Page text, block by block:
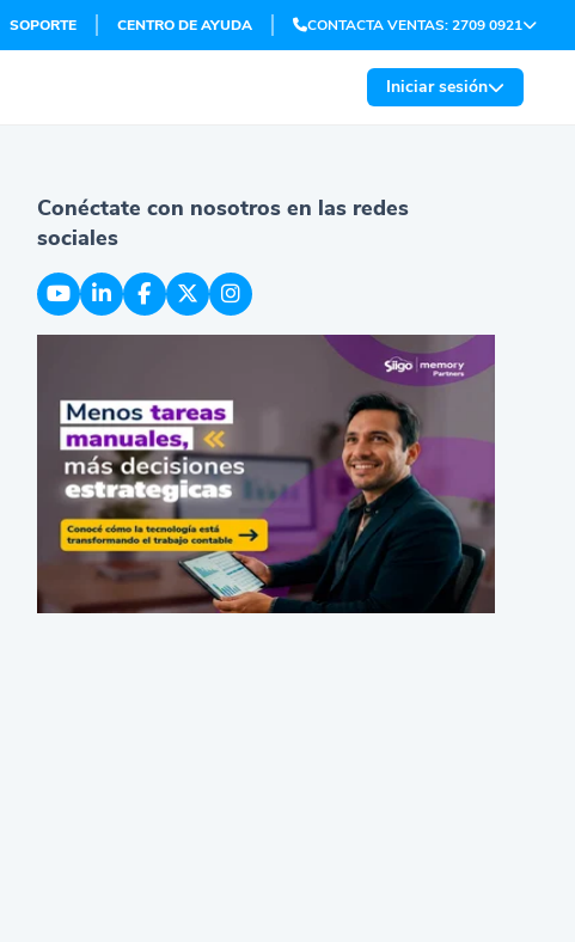
SOPORTE CENTRO DE AYUDA CONTACTA VENTAS: 2709 0921
Iniciar sesión
Conéctate con nosotros en las redes
sociales